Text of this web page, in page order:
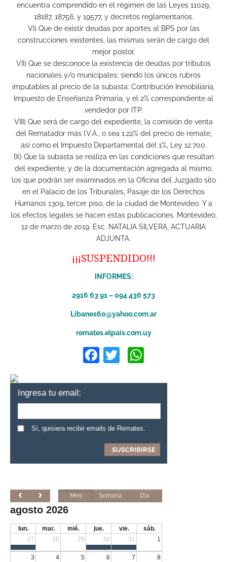
encuentra comprendido en el régimen de las Leyes 11029,
18187, 18756, y 19577, y decretos reglamentarios.
VI) Que de existir deudas por aportes al BPS por las
construcciones existentes, las mismas serán de cargo del
mejor postor.
VII) Que se desconoce la existencia de deudas por tributos
nacionales y/o municipales; siendo los únicos rubros
imputables al precio de la subasta: Contribución Inmobiliaria,
Impuesto de Enseñanza Primaria, y el 2% correspondiente al
vendedor por ITP.
VIII) Que será de cargo del expediente, la comisión de venta
del Rematador más I.V.A., o sea 1.22% del precio de remate,
así como el Impuesto Departamental del 1%, Ley 12.700.
IX) Que la subasta se realiza en las condiciones que resultan
del expediente, y de la documentación agregada al mismo,
los que podrán ser examinados en la Oficina del Juzgado sito
en el Palacio de los Tribunales, Pasaje de los Derechos
Humanos 1309, tercer piso, de la ciudad de Montevideo. Y a
los efectos legales se hacen estas publicaciones. Montevideo,
12 de marzo de 2019. Esc. NATALIA SILVERA, ACTUARIA
ADJUNTA.
¡¡¡SUSPENDIDO!!!
INFORMES:
2916 63 91 – 094 436 573
Libanes60@yahoo.com.ar
remates.elpais.com.uy
Facebook
Twitter
Ingresa tu email:
Sí, quisiera recibir emails de Remates.
Mes Semana Día
agosto 2026
lun. mar. mié. jue. vie.
sáb.
27
28 29 30 31 1
3 4 5 6 7 8